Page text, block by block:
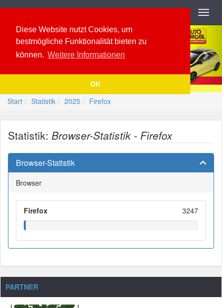
Diese Website nutzt Cookies, um
bestmögliche Funktionalität bieten zu
können. Weitere Informationen
OK
Navigation
Previous
Start Statistik 2025 Firefox
Statistik: Browser-Statistik - Firefox
Browser-Statistik
Browser
Firefox 3247
PARTNER